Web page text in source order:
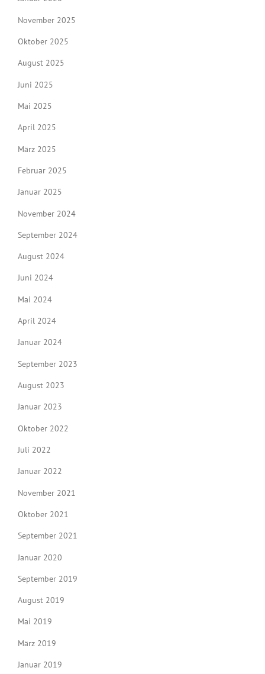
November 2025
Oktober 2025
August 2025
Juni 2025
Mai 2025
April 2025
März 2025
Februar 2025
Januar 2025
November 2024
September 2024
August 2024
Juni 2024
Mai 2024
April 2024
Januar 2024
September 2023
August 2023
Januar 2023
Oktober 2022
Juli 2022
Januar 2022
November 2021
Oktober 2021
September 2021
Januar 2020
September 2019
August 2019
Mai 2019
März 2019
Januar 2019